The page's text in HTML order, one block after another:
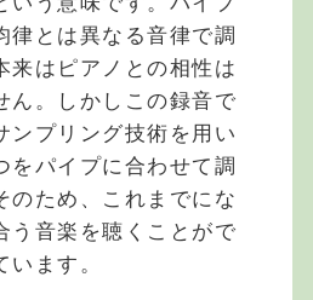
律とは異なる音律で調
来はピアノとの相性は
ん。しかしこの録音で
ンプリング技術を用い
をパイプに合わせて調
のため、これまでにな
う音楽を聴くことがで
ます。